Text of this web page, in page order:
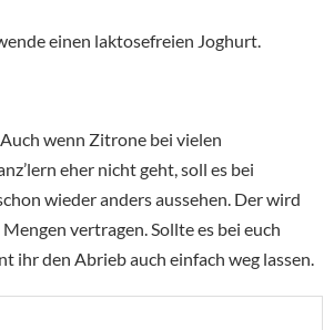
einen laktosefreien Joghurt.
wenn Zitrone bei vielen
eher nicht geht, soll es bei
wieder anders aussehen. Der wird
vertragen. Sollte es bei euch
ihr den Abrieb auch einfach weg lassen.